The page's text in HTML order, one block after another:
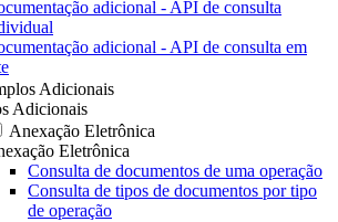
adicional - API de consulta
adicional - API de consulta em
Adicionais
Adicionais
Anexação Eletrônica
Eletrônica
Consulta de documentos de uma operação
Consulta de tipos de documentos por tipo
de operação